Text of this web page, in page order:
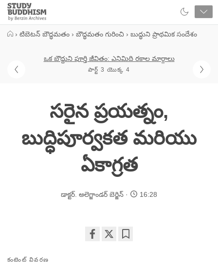
Close
Study
Buddhism
› టిబెటన్ బౌద్ధమతం › బౌద్ధమతం గురించి › బుద్ధుని ప్రాథమిక సందేశం
ఒక బౌద్దుని పూర్తి జీవితం: ఎనిమిది రకాల మార్గాలు
పార్ట్ 3 యొక్క 4
సరైన ప్రయత్నం,
బుద్ధిపూర్వకత మరియు
ఏకాగ్రత
డాక్టర్. అలెగ్జాండర్ బెర్జిన్ 16:28
కంటెంట్ వివరణ